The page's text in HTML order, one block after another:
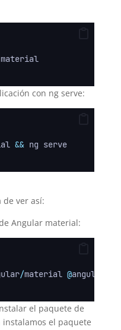
material
con ng serve:
&& ng serve
ver así:
Angular material:
/material @angular
el paquete de
instalamos el paquete